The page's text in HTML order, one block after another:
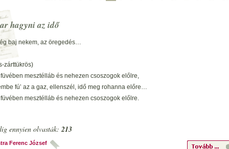
hagyni az idő
baj nekem, az öregedés…
zárttükrös)
füvében mesztélláb és nehezen csoszogok előlre,
fú’ az a gaz, ellenszél, idő meg rohanna előre…
füvében mesztélláb és nehezen csoszogok előlre.
én ahogy bírok… gondolkozni? Ha a zsarátnok…
a két öreg láikrámnak, meg háton üres zsáknak,
ennyien olvasták:213
Ferenc József